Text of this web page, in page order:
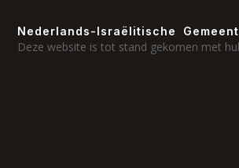
Nederlands-Israëlitische
Deze website is tot stand gekomen met